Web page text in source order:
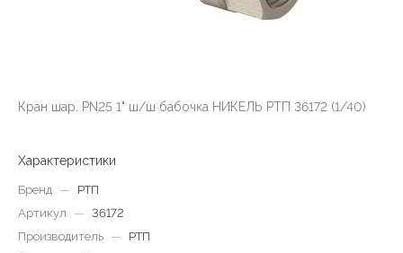
Кран шар. PN25 1" ш/ш бабочка НИКЕЛЬ РТП 36172 (1/40)
Характеристики
Бренд —
РТП
Артикул
— 36172
Производитель —
РТП